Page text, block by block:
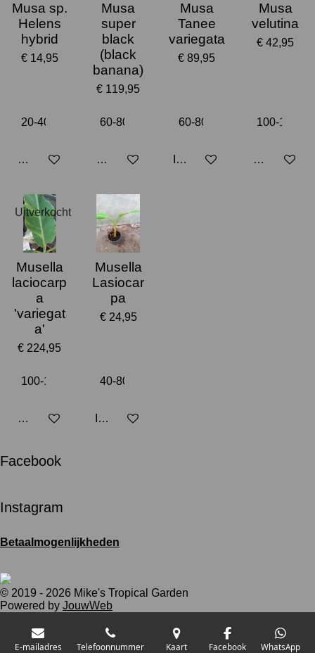
Musa sp.
Helens
hybrid
€ 14,95
Houd mij op de hoogte
Musa
super
black
(black
banana)
€ 119,95
Houd mij op de hoogte
Musa
Tanee
variegata
€ 89,95
In winkelwagen
Musa
velutina
€ 42,95
Houd mij
Uitverkocht
Musella
laciocarp
a
'variegat
a'
€ 224,95
Houd mij op de hoogte
Musella
Lasiocar
pa
€ 24,95
In winkelwagen
Facebook
Instagram
Betaalmogenlijkheden
© 2019 - 2026 Mike's Tropical Garden
Powered by JouwWeb
E-mailadres Telefoonnummer Kaart Facebook WhatsApp